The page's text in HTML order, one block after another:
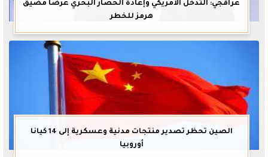
عراقجي: التدخل الأمريكي وإعادة الحصار البحري عرضا مضيق
هرمز للخطر
الصين تحظر تصدير منتجات مدنية وعسكرية إلى 14 كيانا
أوروبيا